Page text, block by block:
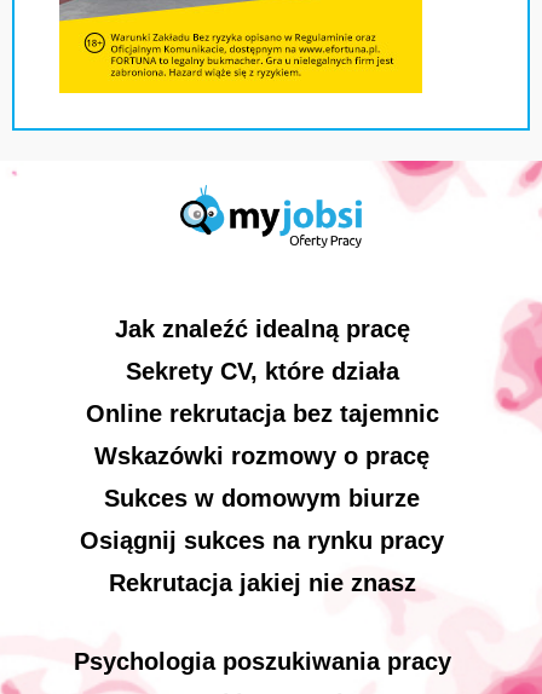
Jak znaleźć idealną pracę
Sekrety CV, które działa
Online rekrutacja bez tajemnic
Wskazówki rozmowy o pracę
Sukces w domowym biurze
Osiągnij sukces na rynku pracy
Rekrutacja jakiej nie znasz
Psychologia poszukiwania pracy